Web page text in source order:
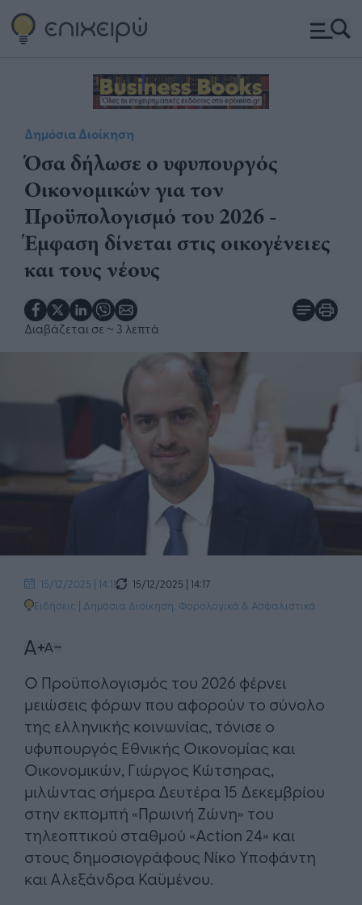
Δημόσια Διοίκηση
Όσα δήλωσε ο υφυπουργός
Οικονομικών για τον
Προϋπολογισμό του 2026 -
Έμφαση δίνεται στις οικογένειες
και τους νέους
Διαβάζεται σε ~ 3 λεπτά
15/12/2025 | 14:11
15/12/2025 | 14:17
Ειδήσεις | Δημόσια Διοίκηση Φορολογικά & Ασφαλιστικά
Ο Προϋπολογισμός του 2026 φέρνει
μειώσεις φόρων που αφορούν το σύνολο
της ελληνικής κοινωνίας, τόνισε ο
υφυπουργός Εθνικής Οικονομίας και
Οικονομικών, Γιώργος Κώτσηρας,
μιλώντας σήμερα Δευτέρα 15 Δεκεμβρίου
στην εκπομπή «Πρωινή Ζώνη» του
τηλεοπτικού σταθμού «Action 24» και
στους δημοσιογράφους Νίκο Υποφάντη
και Αλεξάνδρα Καϋμένου.